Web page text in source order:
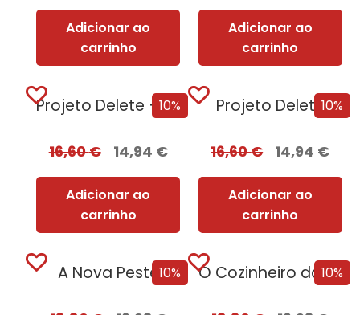
Adicionar ao
carrinho
Adicionar ao
carrinho
10%
Projeto Delete + Oferta Nemesis
16,60€ 14,94 €
Adicionar ao
carrinho
10%
Projeto Delete
16,60€ 14,94 €
Adicionar ao
carrinho
10%
A Nova Peste 10%
O Cozinheiro da Rainha Adúltera